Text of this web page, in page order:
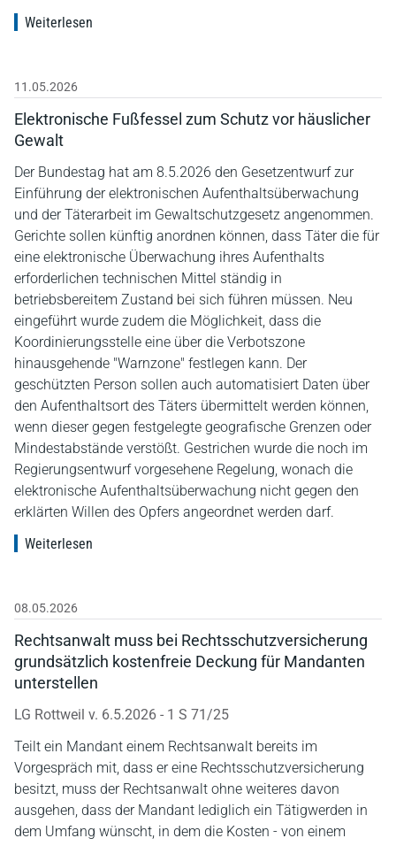
Weiterlesen
11.05.2026
Elektronische Fußfessel zum Schutz vor häuslicher
Gewalt
Der Bundestag hat am 8.5.2026 den Gesetzentwurf zur
Einführung der elektronischen Aufenthaltsüberwachung
und der Täterarbeit im Gewaltschutzgesetz angenommen.
Gerichte sollen künftig anordnen können, dass Täter die für
eine elektronische Überwachung ihres Aufenthalts
erforderlichen technischen Mittel ständig in
betriebsbereitem Zustand bei sich führen müssen. Neu
eingeführt wurde zudem die Möglichkeit, dass die
Koordinierungsstelle eine über die Verbotszone
hinausgehende "Warnzone" festlegen kann. Der
geschützten Person sollen auch automatisiert Daten über
den Aufenthaltsort des Täters übermittelt werden können,
wenn dieser gegen festgelegte geografische Grenzen oder
Mindestabstände verstößt. Gestrichen wurde die noch im
Regierungsentwurf vorgesehene Regelung, wonach die
elektronische Aufenthaltsüberwachung nicht gegen den
erklärten Willen des Opfers angeordnet werden darf.
Weiterlesen
08.05.2026
Rechtsanwalt muss bei Rechtsschutzversicherung
grundsätzlich kostenfreie Deckung für Mandanten
unterstellen
LG Rottweil v. 6.5.2026 - 1 S 71/25
Teilt ein Mandant einem Rechtsanwalt bereits im
Vorgespräch mit, dass er eine Rechtsschutzversicherung
besitzt, muss der Rechtsanwalt ohne weiteres davon
ausgehen, dass der Mandant lediglich ein Tätigwerden in
dem Umfang wünscht, in dem die Kosten - von einem